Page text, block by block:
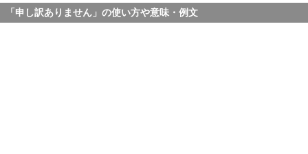
「申し訳ありません」の使い方や意味・例文